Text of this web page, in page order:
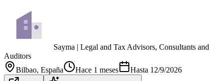
Sayma | Legal and Tax Advisors, Consultants and
Auditors
Bilbao, España Hace 1 meses Hasta 12/9/2026